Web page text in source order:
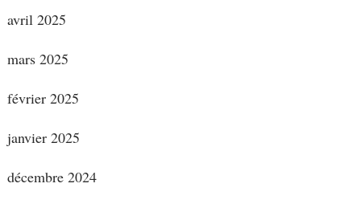
avril 2025
mars 2025
février 2025
janvier 2025
décembre 2024